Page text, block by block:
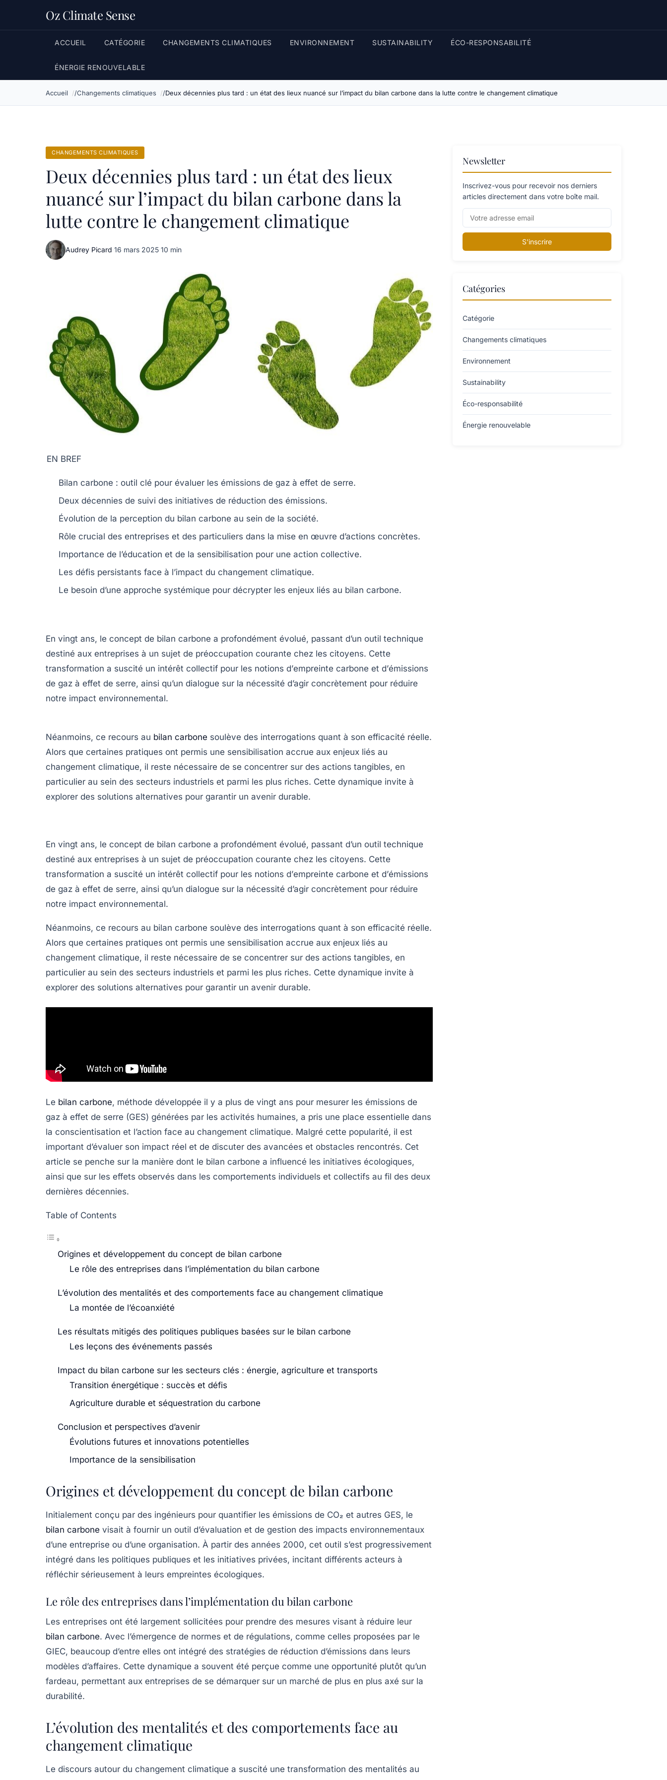
Oz Climate Sense
ACCUEIL CATÉGORIE CHANGEMENTS CLIMATIQUES ENVIRONNEMENT SUSTAINABILITY ÉCO-RESPONSABILITÉ
ÉNERGIE RENOUVELABLE
Accueil Changements climatiques Deux décennies plus tard : un état des lieux nuancé sur l’impact du bilan carbone dans la lutte contre le changement climatique
CHANGEMENTS CLIMATIQUES
Deux décennies plus tard : un état des lieux
nuancé sur l’impact du bilan carbone dans la
lutte contre le changement climatique
Audrey Picard·16 mars 2025·10 min
EN BREF
Bilan carbone : outil clé pour évaluer les émissions de gaz à effet de serre.
Deux décennies de suivi des initiatives de réduction des émissions.
Évolution de la perception du bilan carbone au sein de la société.
Rôle crucial des entreprises et des particuliers dans la mise en œuvre d’actions concrètes.
Importance de l’éducation et de la sensibilisation pour une action collective.
Les défis persistants face à l’impact du changement climatique.
Le besoin d’une approche systémique pour décrypter les enjeux liés au bilan carbone.
En vingt ans, le concept de bilan carbone a profondément évolué, passant d’un outil technique
destiné aux entreprises à un sujet de préoccupation courante chez les citoyens. Cette
transformation a suscité un intérêt collectif pour les notions d’empreinte carbone et d’émissions
de gaz à effet de serre, ainsi qu’un dialogue sur la nécessité d’agir concrètement pour réduire
notre impact environnemental.
Néanmoins, ce recours au bilan carbone soulève des interrogations quant à son efficacité réelle.
Alors que certaines pratiques ont permis une sensibilisation accrue aux enjeux liés au
changement climatique, il reste nécessaire de se concentrer sur des actions tangibles, en
particulier au sein des secteurs industriels et parmi les plus riches. Cette dynamique invite à
explorer des solutions alternatives pour garantir un avenir durable.
En vingt ans, le concept de bilan carbone a profondément évolué, passant d’un outil technique
destiné aux entreprises à un sujet de préoccupation courante chez les citoyens. Cette
transformation a suscité un intérêt collectif pour les notions d’empreinte carbone et d’émissions
de gaz à effet de serre, ainsi qu’un dialogue sur la nécessité d’agir concrètement pour réduire
notre impact environnemental.
Néanmoins, ce recours au bilan carbone soulève des interrogations quant à son efficacité réelle.
Alors que certaines pratiques ont permis une sensibilisation accrue aux enjeux liés au
changement climatique, il reste nécessaire de se concentrer sur des actions tangibles, en
particulier au sein des secteurs industriels et parmi les plus riches. Cette dynamique invite à
explorer des solutions alternatives pour garantir un avenir durable.
Le bilan carbone, méthode développée il y a plus de vingt ans pour mesurer les émissions de
gaz à effet de serre (GES) générées par les activités humaines, a pris une place essentielle dans
la conscientisation et l’action face au changement climatique. Malgré cette popularité, il est
important d’évaluer son impact réel et de discuter des avancées et obstacles rencontrés. Cet
article se penche sur la manière dont le bilan carbone a influencé les initiatives écologiques,
ainsi que sur les effets observés dans les comportements individuels et collectifs au fil des deux
dernières décennies.
Table of Contents
Origines et développement du concept de bilan carbone
Le rôle des entreprises dans l’implémentation du bilan carbone
L’évolution des mentalités et des comportements face au changement climatique
La montée de l’écoanxiété
Les résultats mitigés des politiques publiques basées sur le bilan carbone
Les leçons des événements passés
Impact du bilan carbone sur les secteurs clés : énergie, agriculture et transports
Transition énergétique : succès et défis
Agriculture durable et séquestration du carbone
Conclusion et perspectives d’avenir
Évolutions futures et innovations potentielles
Importance de la sensibilisation
Origines et développement du concept de bilan carbone
Initialement conçu par des ingénieurs pour quantifier les émissions de CO₂ et autres GES, le
bilan carbone visait à fournir un outil d’évaluation et de gestion des impacts environnementaux
d’une entreprise ou d’une organisation. À partir des années 2000, cet outil s’est progressivement
intégré dans les politiques publiques et les initiatives privées, incitant différents acteurs à
réfléchir sérieusement à leurs empreintes écologiques.
Le rôle des entreprises dans l’implémentation du bilan carbone
Les entreprises ont été largement sollicitées pour prendre des mesures visant à réduire leur
bilan carbone. Avec l’émergence de normes et de régulations, comme celles proposées par le
GIEC, beaucoup d’entre elles ont intégré des stratégies de réduction d’émissions dans leurs
modèles d’affaires. Cette dynamique a souvent été perçue comme une opportunité plutôt qu’un
fardeau, permettant aux entreprises de se démarquer sur un marché de plus en plus axé sur la
durabilité.
L’évolution des mentalités et des comportements face au
changement climatique
Le discours autour du changement climatique a suscité une transformation des mentalités au
Newsletter
Inscrivez-vous pour recevoir nos derniers
articles directement dans votre boîte mail.
S'inscrire
Catégories
Catégorie
Changements climatiques
Environnement
Sustainability
Éco-responsabilité
Énergie renouvelable